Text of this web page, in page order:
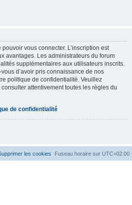
vous connecter. L’inscription est
avantages. Les administrateurs du forum
supplémentaires aux utilisateurs inscrits.
d’avoir pris connaissance de nos
politique de confidentialité. Veuillez
attentivement toutes les règles du
de confidentialité
Fuseau horaire sur UTC+02:00
les cookies